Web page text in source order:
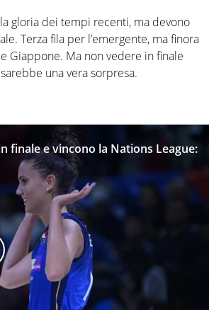
gloria dei tempi recenti, ma devono
Terza fila per l’emergente, ma finora
Giappone. Ma non vedere in finale
una vera sorpresa.
finale e vincono la Nations League: